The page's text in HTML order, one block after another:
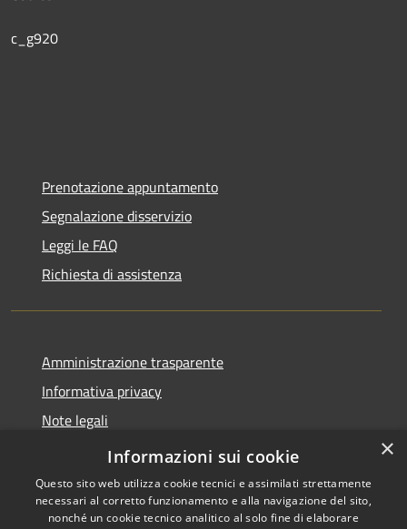
c_g920
Prenotazione appuntamento
Segnalazione disservizio
Leggi le FAQ
Richiesta di assistenza
Amministrazione trasparente
Informativa privacy
Note legali
Dichiarazione di accessibilità
×
Informazioni sui cookie
Questo sito web utilizza cookie tecnici e assimilati strettamente
necessari al corretto funzionamento e alla navigazione del sito,
nonché un cookie tecnico analitico al solo fine di elaborare